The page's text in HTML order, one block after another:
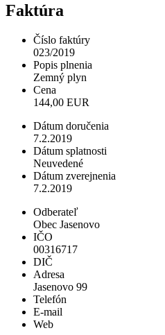
Faktúra
Číslo faktúry
023/2019
Popis plnenia
Zemný plyn
Cena
144,00 EUR
Dátum doručenia
7.2.2019
Dátum splatnosti
Neuvedené
Dátum zverejnenia
7.2.2019
Odberateľ
Obec Jasenovo
IČO
00316717
DIČ
Adresa
Jasenovo 99
Telefón
E-mail
Web